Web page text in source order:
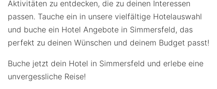
Aktivitäten zu entdecken, die zu deinen Interessen
passen. Tauche ein in unsere vielfältige Hotelauswahl
und buche ein Hotel Angebote in Simmersfeld, das
perfekt zu deinen Wünschen und deinem Budget passt!
Buche jetzt dein Hotel in Simmersfeld und erlebe eine
unvergessliche Reise!